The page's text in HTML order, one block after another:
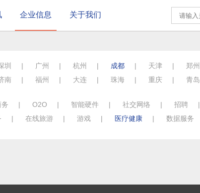
企业信息 关于我们
圳 | 广州 | 杭州 | 成都 | 天津 | 郑州
南 | 福州 | 大连 | 珠海 | 重庆 | 青岛
| O2O | 智能硬件 | 社交网络 | 招聘 |
| 在线旅游 | 游戏 | 医疗健康 | 数据服务